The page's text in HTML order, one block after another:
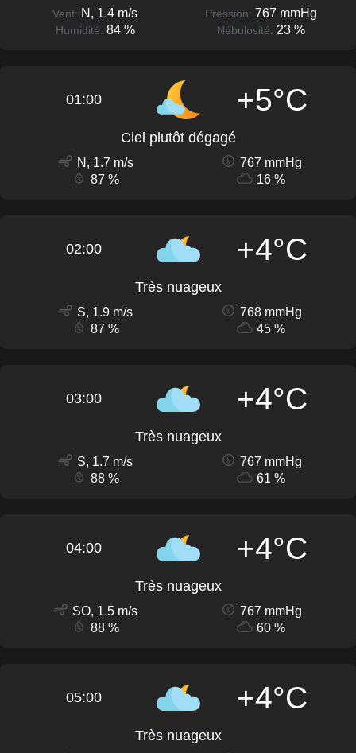
Vent: N, 1.4 m/s Pression: 767 mmHg
Humidité: 84 % Nébulosité: 23 %
01:00 +5°C
Ciel plutôt dégagé
N, 1.7 m/s
767 mmHg
87 %
16 %
02:00 +4°C
Très nuageux
S, 1.9 m/s
768 mmHg
87 %
45 %
03:00 +4°C
Très nuageux
S, 1.7 m/s
767 mmHg
88 %
61 %
04:00 +4°C
Très nuageux
SO, 1.5 m/s
767 mmHg
88 %
60 %
05:00 +4°C
Très nuageux